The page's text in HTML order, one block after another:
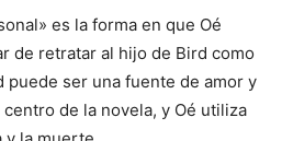
es la forma en que Oé
de retratar al hijo de Bird como
puede ser una fuente de amor y
de la novela, y Oé utiliza